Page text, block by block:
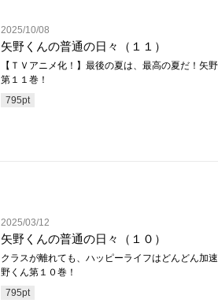
2025/10/08
矢野くんの普通の日々（１１）
【ＴＶアニメ化！】最後の夏は、最高の夏だ！矢
第１１巻！
795pt
2025/03/12
矢野くんの普通の日々（１０）
クラスが離れても、ハッピーライフはどんどん加
野くん第１０巻！
795pt